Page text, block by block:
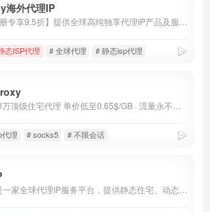
海外代理IP
态ISP代理 # 全球代理 # 静态isp代理
代理 # socks5 # 不限会话